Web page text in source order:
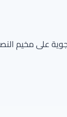
على مخيم